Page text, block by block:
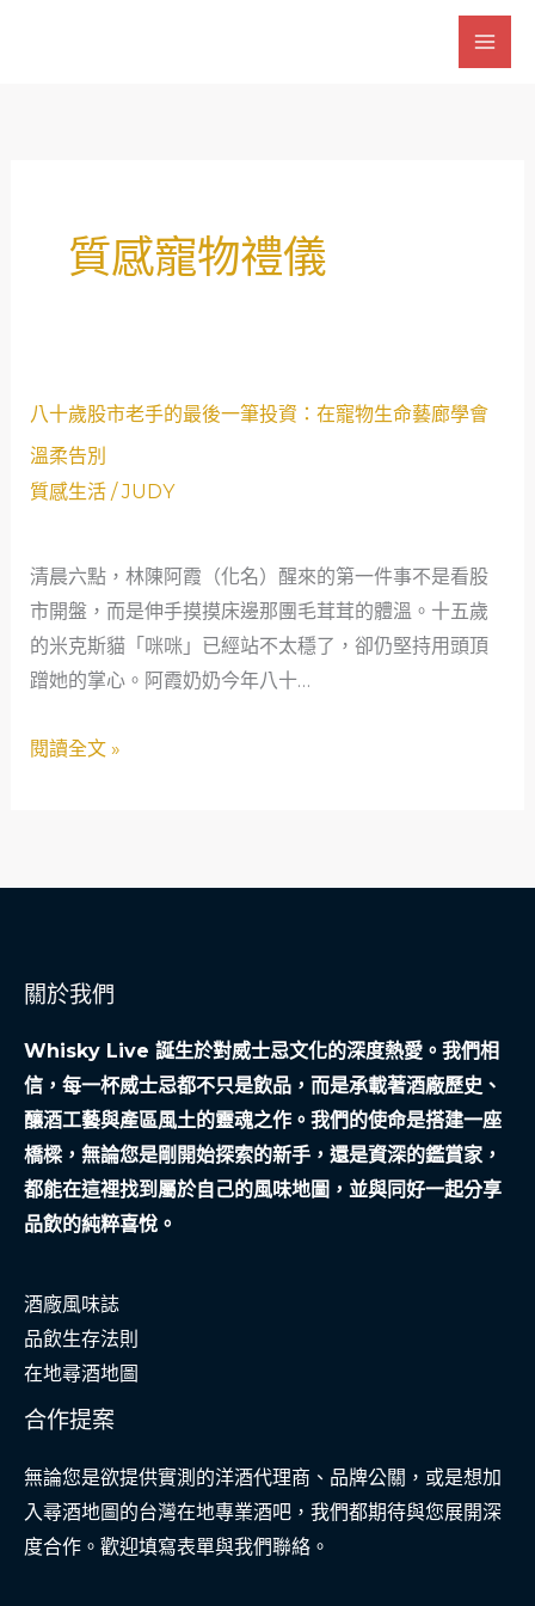
質感寵物禮儀
八十歲股市老手的最後一筆投資：在寵物生命藝廊學會
溫柔告別
質感生活/JUDY
清晨六點，林陳阿霞（化名）醒來的第一件事不是看股
市開盤，而是伸手摸摸床邊那團毛茸茸的體溫。十五歲
的米克斯貓「咪咪」已經站不太穩了，卻仍堅持用頭頂
蹭她的掌心。阿霞奶奶今年八十…
八
股
老
手
的
最
一
在
生
藝
廊
學
會
溫
柔
別
閱讀全文 »
關於我們
Whisky Live 誕生於對威士忌文化的深度熱愛。我們相
信，每一杯威士忌都不只是飲品，而是承載著酒廠歷史、
釀酒工藝與產區風土的靈魂之作。我們的使命是搭建一座
橋樑，無論您是剛開始探索的新手，還是資深的鑑賞家，
都能在這裡找到屬於自己的風味地圖，並與同好一起分享
品飲的純粹喜悅。
酒廠風味誌
品飲生存法則
在地尋酒地圖
合作提案
無論您是欲提供實測的洋酒代理商、品牌公關，或是想加
入尋酒地圖的台灣在地專業酒吧，我們都期待與您展開深
度合作。歡迎填寫表單與我們聯絡。